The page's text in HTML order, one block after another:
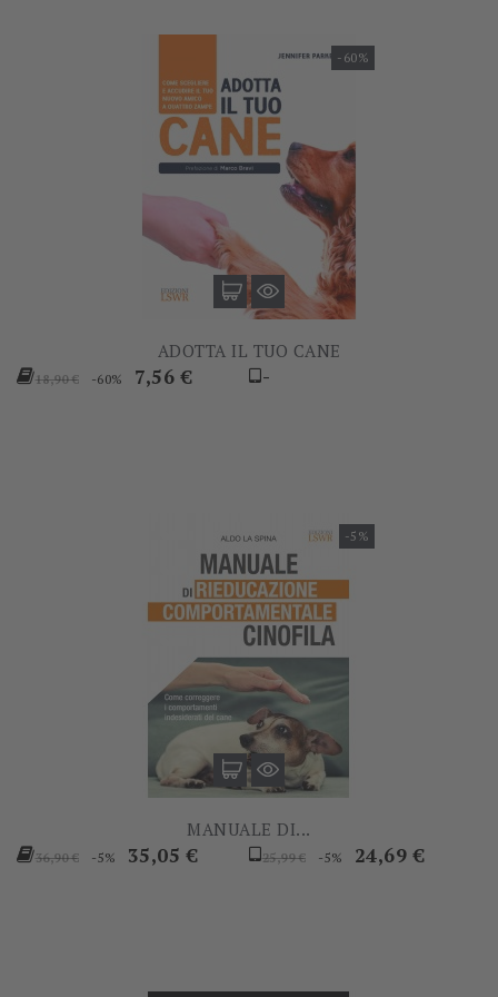
-60%
ADOTTA IL TUO CANE
Prezzo
18,90 € -60% Prezzo
7,56 € -
-5%
MANUALE DI...
Prezzo
36,90 € -5% Prezzo
35,05 €
Prezzo
25,99 € -5% Prezzo
24,69 €